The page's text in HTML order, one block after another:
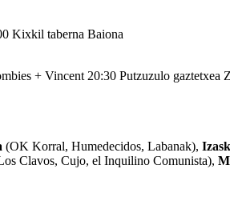
Kixkil taberna Baiona
+ Vincent 20:30 Putzuzulo gaztetxea
(OK Korral, Humedecidos, Labanak),
Clavos, Cujo, el Inquilino Comunista),